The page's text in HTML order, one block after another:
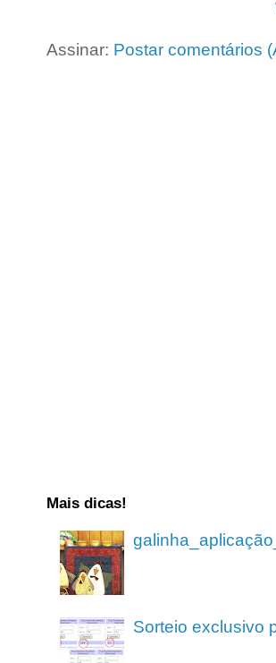
Assinar: Postar comentários
Mais dicas!
Sorteio exclusivo